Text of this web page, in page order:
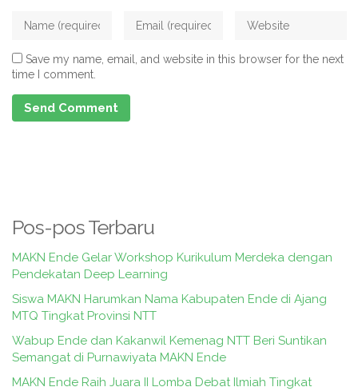
Save my name, email, and website in this browser for the next
time I comment.
Pos-pos Terbaru
MAKN Ende Gelar Workshop Kurikulum Merdeka dengan
Pendekatan Deep Learning
Siswa MAKN Harumkan Nama Kabupaten Ende di Ajang
MTQ Tingkat Provinsi NTT
Wabup Ende dan Kakanwil Kemenag NTT Beri Suntikan
Semangat di Purnawiyata MAKN Ende
MAKN Ende Raih Juara II Lomba Debat Ilmiah Tingkat